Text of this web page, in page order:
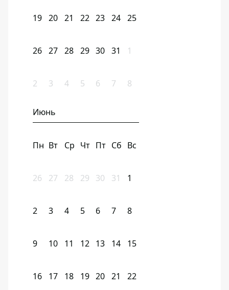
19 20 21 22 23 24 25
26 27 28 29 30 31 1
2 3 4 5 6 7 8
Июнь
Пн Вт Ср Чт Пт Сб Вс
26 27 28 29 30 31 1
2 3 4 5 6 7 8
9 10 11 12 13 14 15
16 17 18 19 20 21 22